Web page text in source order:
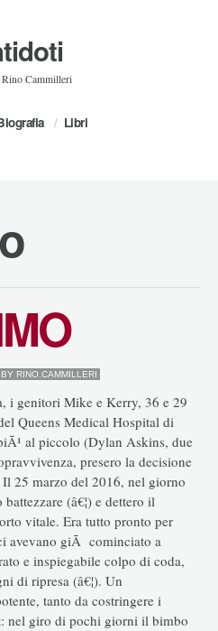
Cammilleri
Libri
SU
BY RINO.CAMMILLERI
i genitori Mike e Kerry, 36 e 29
Queens Medical Hospital di
al piccolo (Dylan Askins, due
presero la decisione
25 marzo del 2016, nel giorno
(â€¦) e dettero il
vitale. Era tutto pronto per
avevano giÃ cominciato a
e inspiegabile colpo di coda,
di ripresa (â€¦). Un
tanto da costringere i
nel giro di pochi giorni il bimbo